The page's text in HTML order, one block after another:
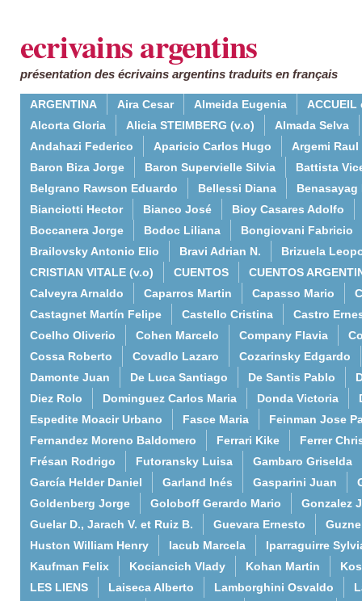
ecrivains argentins
présentation des écrivains argentins traduits en français
ARGENTINA Aira Cesar Almeida Eugenia
ACCUEIL
Alcorta Gloria
Alicia STEIMBERG (v.o)
Almada Selva
Andahazi Federico
Aparicio Carlos Hugo
Argemi Raul
Baron Biza Jorge
Baron Supervielle Silvia
Battista
Belgrano Rawson Eduardo
Bellessi Diana
Benasayag
Bianciotti Hector
Bianco José
Bioy Casares Adolfo
Boccanera Jorge
Bodoc Liliana
Bongiovani Fabricio
Brailovsky Antonio Elio
Bravi Adrian N.
Brizuela
CRISTIAN VITALE (v.o)
CUENTOS
CUENTOS
Calveyra Arnaldo
Caparros Martin Capasso Mario
Castagnet Martín Felipe
Castello Cristina
Castro
Coelho Oliverio
Cohen Marcelo Company Flavia
Cossa Roberto
Covadlo Lazaro
Cozarinsky Edgardo
Damonte Juan
De Luca Santiago De Santis Pablo
Diez Rolo
Dominguez Carlos Maria Donda Victoria
Espedite Moacir Urbano
Fasce Maria
Feinman Jose
Fernandez Moreno Baldomero
Ferrari Kike
Ferrer
Frésan Rodrigo
Futoransky Luisa
Gambaro Griselda
García Helder Daniel
Garland Inés Gasparini Juan
Goldenberg Jorge
Goloboff Gerardo Mario
Gonzalez
Guelar D., Jarach V. et Ruiz B.
Guevara Ernesto
Huston William Henry
Iacub Marcela
Iparraguirre
Kaufman Felix
Kociancich Vlady Kohan Martin
LES LIENS
Laiseca Alberto Lamborghini Osvaldo